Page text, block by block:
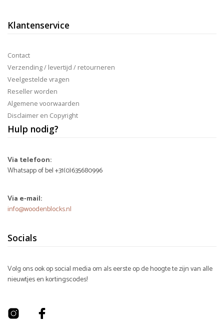
Klantenservice
Contact
Verzending / levertijd / retourneren
Veelgestelde vragen
Reseller worden
Algemene voorwaarden
Disclaimer en Copyright
Hulp nodig?
Via telefoon:
Whatsapp of bel +31(0)635680996
Via e-mail:
info@woodenblocks.nl
Socials
Volg ons ook op social media om als eerste op de hoogte te zijn van alle
nieuwtjes en kortingscodes!